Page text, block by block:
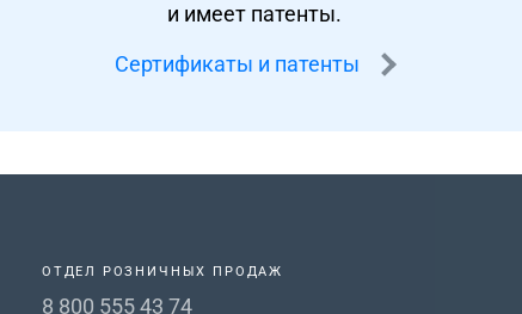
и имеет патенты.
Сертификаты и патенты
ОТДЕЛ РОЗНИЧНЫХ ПРОДАЖ
8 800 555 43 74